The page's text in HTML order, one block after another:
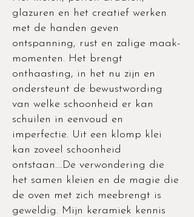
glazuren en het creatief werken
met de handen geven
ontspanning, rust en zalige maak-
momenten. Het brengt
onthaasting, in het nu zijn en
ondersteunt de bewustwording
van welke schoonheid er kan
schuilen in eenvoud en
imperfectie. Uit een klomp klei
kan zoveel schoonheid
ontstaan….De verwondering die
het samen kleien en de magie die
de oven met zich meebrengt is
geweldig. Mijn keramiek kennis